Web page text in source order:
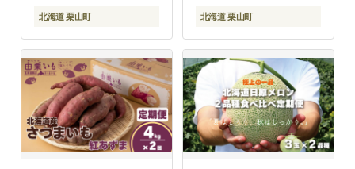
北海道 栗山町 北海道 栗山町